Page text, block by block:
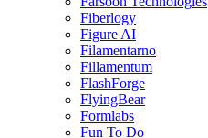
Fiberlogy
Figure AI
Filamentarno
Fillamentum
FlashForge
FlyingBear
Formlabs
Fun To Do